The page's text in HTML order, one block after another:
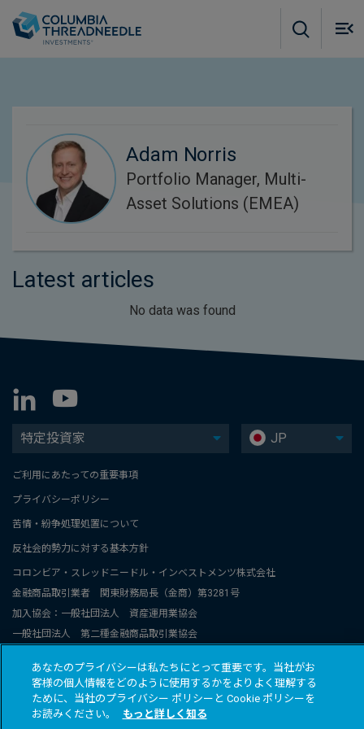
Adam Norris
Portfolio Manager, Multi-
Asset Solutions (EMEA)
Latest articles
No data was found
特定投資家 JP
ご利用にあたっての重要事項
プライバシーポリシー
苦情・紛争処理処置について
反社会的勢力に対する基本方針
コロンビア・スレッドニードル・インベストメンツ株式会社
金融商品取引業者 関東財務局長（金商）第3281号
加入協会：一般社団法人 資産運用業協会
一般社団法人 第二種金融商品取引業協会
スレッドニードル関連グループ会社のグローバルブランド名称です。
© 2026 COLUMBIA THREADNEEDLE INVESTMENTS JAPAN CO., Ltd.
All rights reserved.
あなたのプライバシーは私たちにとって重要です。当社がお
客様の個人情報をどのように使用するかをよりよく理解する
ために、当社のプライバシー ポリシーと Cookie ポリシーを
お読みください。
もっと詳しく知る